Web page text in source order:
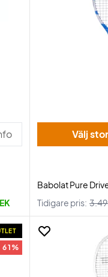
Välj
Babolat Pure
Tidigare pris:
61%